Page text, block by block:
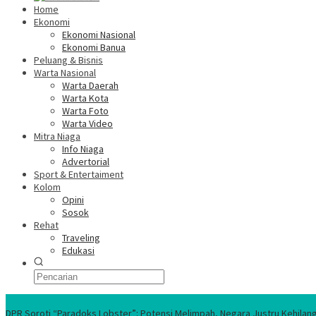
Home
Ekonomi
Ekonomi Nasional
Ekonomi Banua
Peluang & Bisnis
Warta Nasional
Warta Daerah
Warta Kota
Warta Foto
Warta Video
Mitra Niaga
Info Niaga
Advertorial
Sport & Entertaiment
Kolom
Opini
Sosok
Rehat
Traveling
Edukasi
DPR Soroti “Paradoks Lobster”: Potensi Melimpah, Negara Justru